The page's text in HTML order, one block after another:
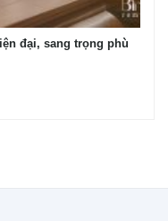
đại, sang trọng phù